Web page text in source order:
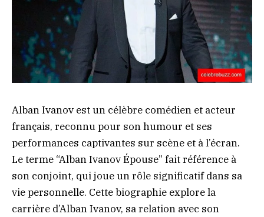
Alban Ivanov est un célèbre comédien et acteur
français, reconnu pour son humour et ses
performances captivantes sur scène et à l’écran.
Le terme “Alban Ivanov Épouse” fait référence à
son conjoint, qui joue un rôle significatif dans sa
vie personnelle. Cette biographie explore la
carrière d’Alban Ivanov, sa relation avec son